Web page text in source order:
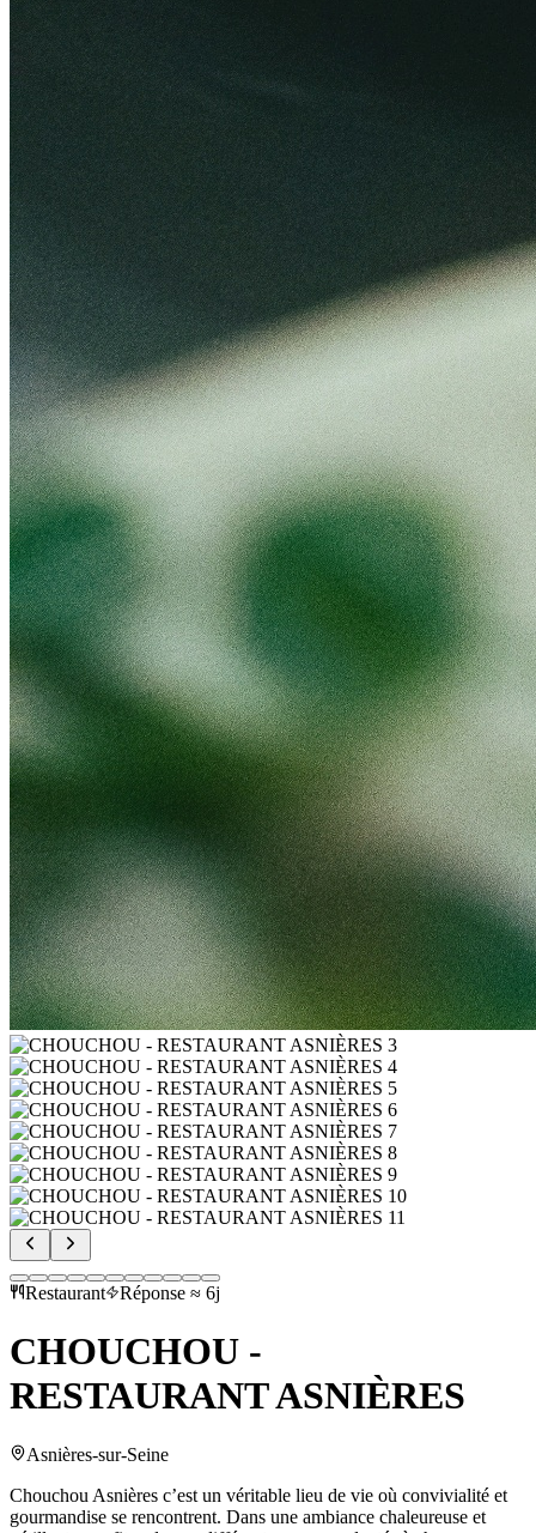
Restaurant Réponse ≈ 6j
CHOUCHOU -
RESTAURANT ASNIÈRES
Asnières-sur-Seine
Chouchou Asnières c’est un véritable lieu de vie où convivialité et
gourmandise se rencontrent. Dans une ambiance chaleureuse et